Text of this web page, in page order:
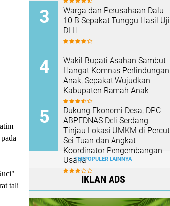
tali
Warga dan Perusahaan Dalu
10 B Sepakat Tunggu Hasil Uji
DLH
Wakil Bupati Asahan Sambut
Hangat Komnas Perlindungan
Anak, Sepakat Wujudkan
Kabupaten Ramah Anak
Dukung Ekonomi Desa, DPC
ABPEDNAS Deli Serdang
Tinjau Lokasi UMKM di Percut
Sei Tuan dan Angkat
Koordinator Pengembangan
UsahaTERPOPULER LAINNYA
IKLAN ADS